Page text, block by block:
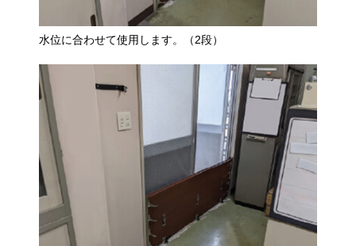
水位に合わせて使用します。（2段）